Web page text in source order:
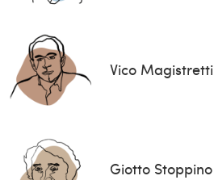
Vico Magistretti
Giotto Stoppino